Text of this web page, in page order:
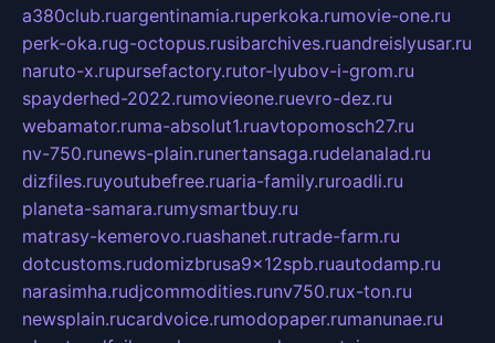
a380club.ruargentinamia.ruperkoka.rumovie-one.ru
perk-oka.rug-octopus.rusibarchives.ruandreislyusar.ru
naruto-x.rupursefactory.rutor-lyubov-i-grom.ru
spayderhed-2022.rumovieone.ruevro-dez.ru
webamator.ruma-absolut1.ruavtopomosch27.ru
nv-750.runews-plain.runertansaga.rudelanalad.ru
dizfiles.ruyoutubefree.ruaria-family.ruroadli.ru
planeta-samara.rumysmartbuy.ru
matrasy-kemerovo.ruashanet.rutrade-farm.ru
dotcustoms.rudomizbrusa9x12spb.ruautodamp.ru
narasimha.rudjcommodities.runv750.rux-ton.ru
newsplain.rucardvoice.rumodopaper.rumanunae.ru